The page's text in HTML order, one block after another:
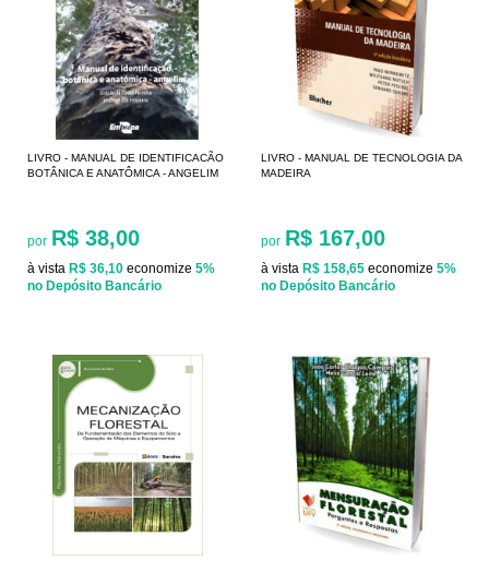
LIVRO - MANUAL DE IDENTIFICACÃO
BOTÂNICA E ANATÔMICA - ANGELIM
por R$ 38,00
à vista R$ 36,10 economize 5%
no Depósito Bancário
LIVRO - MANUAL DE TECNOLOGIA DA
MADEIRA
por R$ 167,00
à vista R$ 158,65 economize 5%
no Depósito Bancário